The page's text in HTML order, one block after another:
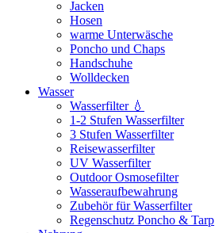
Jacken
Hosen
warme Unterwäsche
Poncho und Chaps
Handschuhe
Wolldecken
Wasser
Wasserfilter 💧
1-2 Stufen Wasserfilter
3 Stufen Wasserfilter
Reisewasserfilter
UV Wasserfilter
Outdoor Osmosefilter
Wasseraufbewahrung
Zubehör für Wasserfilter
Regenschutz Poncho & Tarp